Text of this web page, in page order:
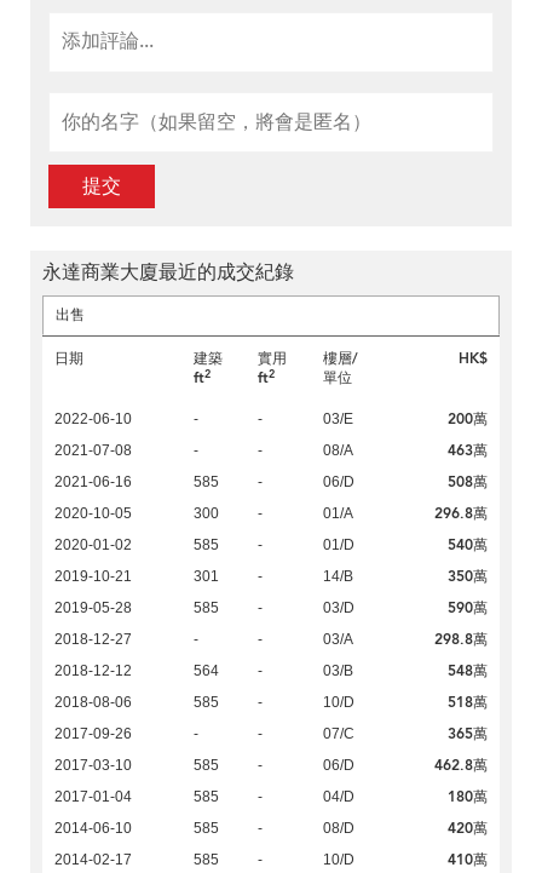
提交
永達商業大廈最近的成交紀錄
出售
日期
建築
ft2
實用
ft2
樓層/
單位
HK$
2022-06-10 - - 03/E 200萬
2021-07-08 - - 08/A 463萬
2021-06-16 585 - 06/D 508萬
2020-10-05 300 - 01/A 296.8萬
2020-01-02 585 - 01/D 540萬
2019-10-21 301 - 14/B 350萬
2019-05-28 585 - 03/D 590萬
2018-12-27 - - 03/A 298.8萬
2018-12-12 564 - 03/B 548萬
2018-08-06 585 - 10/D 518萬
2017-09-26 - - 07/C 365萬
2017-03-10 585 - 06/D 462.8萬
2017-01-04 585 - 04/D 180萬
2014-06-10 585 - 08/D 420萬
2014-02-17 585 - 10/D 410萬